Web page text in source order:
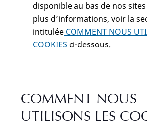
disponible au bas de nos
plus d’informations, voir la
intitulée COMMENT NOUS
COOKIES ci-dessous.
COMMENT NOUS
UTILISONS LES